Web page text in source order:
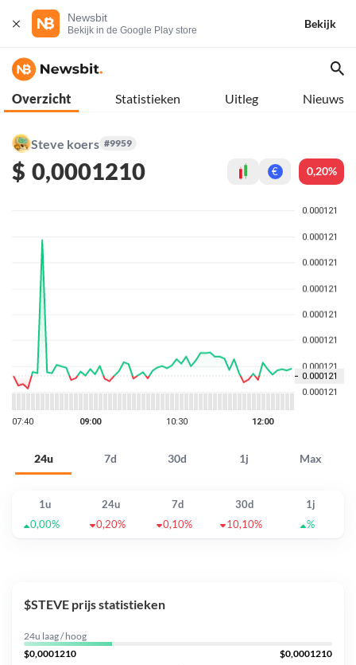
Newsbit
Bekijk in de Google Play store
Bekijk
Overzicht Statistieken Uitleg Nieuws
Steve koers #9959
$ 0,0001210 € 0,20%
24u 7d 30d 1j Max
1u 24u 7d 30d
1j
0,00%
0,20% 0,10% 10,10% %
$STEVE prijs statistieken
24u laag / hoog
$0,0001210
$0,0001210